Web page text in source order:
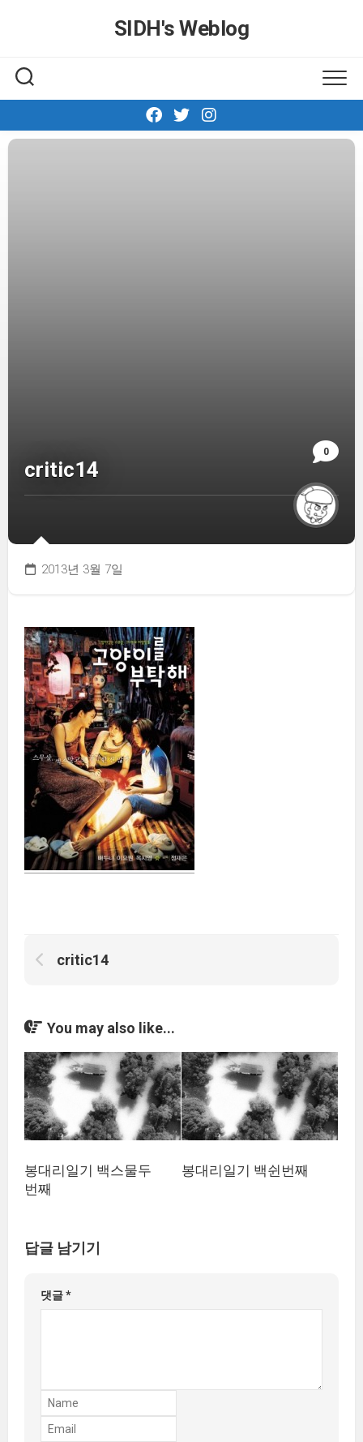
SIDH′s Weblog
0
critic14
2013년 3월 7일
critic14
You may also like...
봉대리일기 백스물두
번째
봉대리일기 백쉰번째
답글 남기기
댓글*